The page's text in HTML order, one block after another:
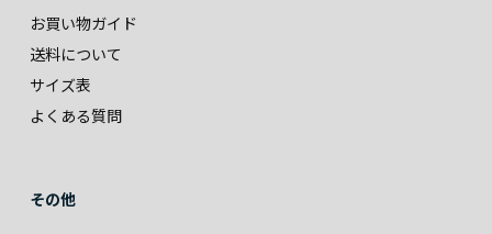
お買い物ガイド
送料について
サイズ表
よくある質問
その他